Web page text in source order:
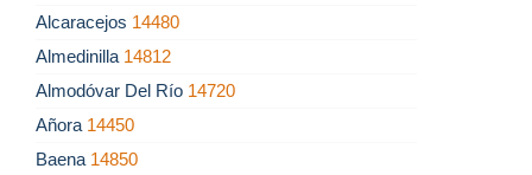
Alcaracejos 14480
Almedinilla 14812
Almodóvar Del Río 14720
Añora 14450
Baena 14850